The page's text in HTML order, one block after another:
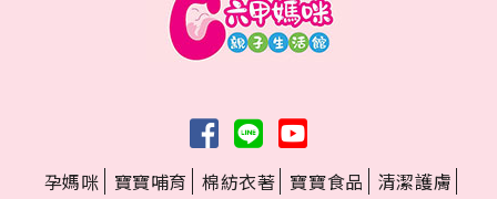
孕媽咪 寶寶哺育 棉紡衣著 寶寶食品
清潔護膚